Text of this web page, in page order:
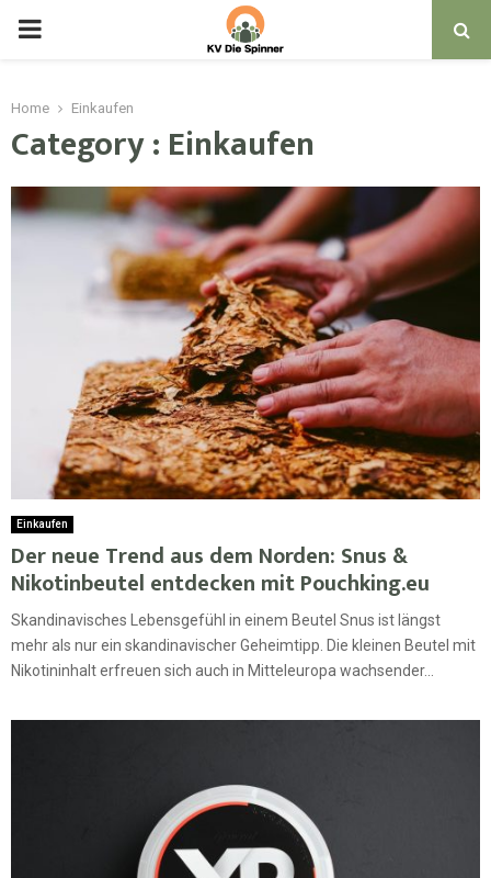
PRIMARY
Home Einkaufen
Category : Einkaufen
Einkaufen
Der neue Trend aus dem Norden: Snus &
Nikotinbeutel entdecken mit Pouchking.eu
Skandinavisches Lebensgefühl in einem Beutel Snus ist längst
mehr als nur ein skandinavischer Geheimtipp. Die kleinen Beutel mit
Nikotininhalt erfreuen sich auch in Mitteleuropa wachsender...